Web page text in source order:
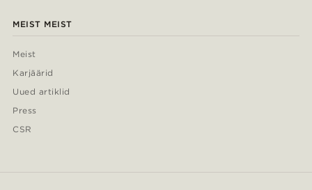
MEIST MEIST
Meist
Karjäärid
Uued artiklid
Press
CSR